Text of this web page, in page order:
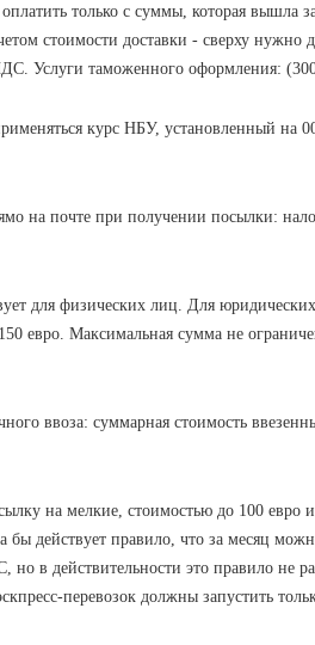
только с суммы, которая вышла
стоимости доставки - сверху
Услуги таможенного оформления:
курс НБУ, установленный на
на почте при получении посылки:
для физических лиц. Для
евро. Максимальная сумма не
ввоза: суммарная стоимость
на мелкие, стоимостью до 100 евро
бы действует правило, что за месяц
в действительности это правило не
перевозок должны запустить